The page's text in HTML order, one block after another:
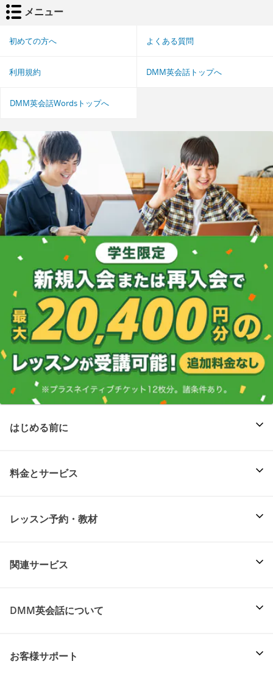
メニュー
初めての方へ よくある質問
利用規約 DMM英会話トップへ
DMM英会話Wordsトップへ
はじめる前に
料金とサービス
レッスン予約・教材
関連サービス
DMM英会話について
お客様サポート